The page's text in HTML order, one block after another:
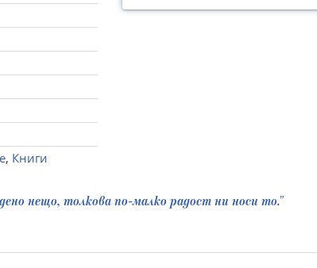
, Книги
нещо, толкова по-малко радост ни носи то."